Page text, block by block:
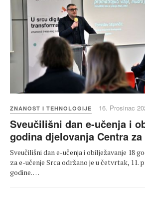
ZNANOST I TEHNOLOGIJE 16. Prosinac
Sveučilišni dan e-učenja i
godina djelovanja Centra
Sveučilišni dan e-učenja i obilježavanje 18
za e-učenje Srca održano je u četvrtak, 11.
godine. …